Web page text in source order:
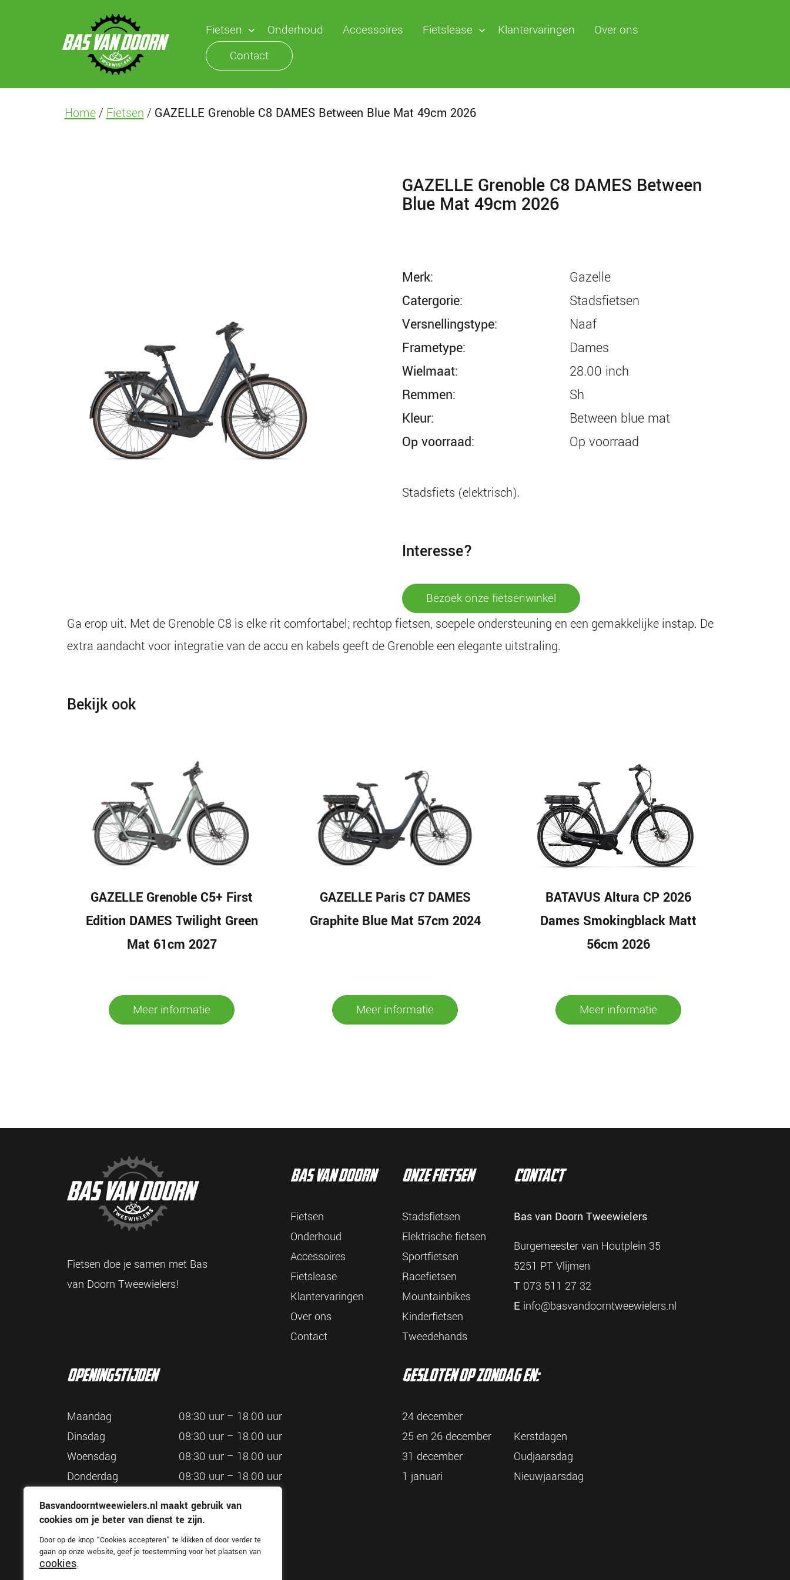
Basvandoorntweewielers.nl maakt gebruik van
cookies om je beter van dienst te zijn.
Door op de knop “Cookies accepteren” te klikken of door verder te
gaan op onze website, geef je toestemming voor het plaatsen van
cookies.
Fietsen Onderhoud Accessoires Fietslease Klantervaringen
Over ons
Contact
Home/ Fietsen / GAZELLE Grenoble C8 DAMES Between Blue Mat 49cm 2026
GAZELLE Grenoble C8 DAMES Between
Blue Mat 49cm 2026
merk:
gazelle
catergorie:
stadsfietsen
versnellingstype:
naaf
frametype:
dames
wielmaat:
28.00 inch
remmen:
sh
kleur:
between blue mat
op voorraad:
op voorraad
stadsfiets (elektrisch).
interesse?
bezoek onze fietsenwinkel
Ga erop uit. Met de Grenoble C8 is elke rit comfortabel; rechtop fietsen, soepele ondersteuning en een gemakkelijke instap. De
extra aandacht voor integratie van de accu en kabels geeft de Grenoble een elegante uitstraling.
Bekijk ook
GAZELLE Grenoble C5+ First
Edition DAMES Twilight Green
Mat 61cm 2027
Meer informatie
GAZELLE Paris C7 DAMES
Graphite Blue Mat 57cm 2024
Meer informatie
BATAVUS Altura CP 2026
Dames Smokingblack Matt
56cm 2026
Meer informatie
Fietsen doe je samen met Bas
van Doorn Tweewielers!
bas van doorn
Fietsen
Onderhoud
Accessoires
Fietslease
Klantervaringen
Over ons
Contact
onze fietsen
Stadsfietsen
Elektrische fietsen
Sportfietsen
Racefietsen
Mountainbikes
Kinderfietsen
Tweedehands
contact
Bas van Doorn Tweewielers
Burgemeester van Houtplein 35
5251 PT Vlijmen
T 073 511 27 32
E info@basvandoorntweewielers.nl
openingstijden
Maandag
08:30 uur – 18.00 uur
Dinsdag
08:30 uur – 18.00 uur
Woensdag
08:30 uur – 18.00 uur
Donderdag
08:30 uur – 18.00 uur
Zaterdag
08:30 uur – 16.00 uur
gesloten op zondag en:
24 december
25 en 26 december
Kerstdagen
31 december
Oudjaarsdag
1 januari
Nieuwjaarsdag